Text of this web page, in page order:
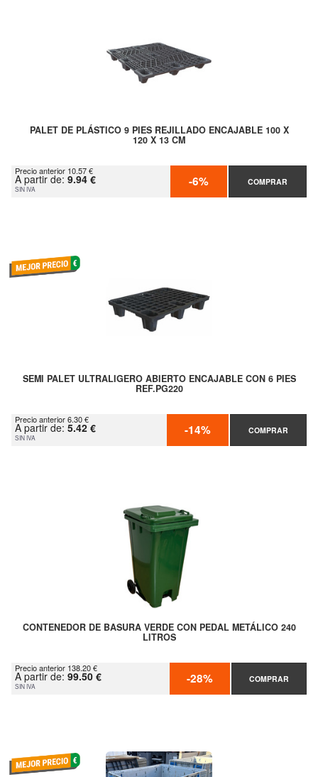
PALET DE PLÁSTICO 9 PIES REJILLADO ENCAJABLE 100 X
120 X 13 CM
Precio anterior 10.57 €
A partir de: 9.94 €
SIN IVA -6% COMPRAR
SEMI PALET ULTRALIGERO ABIERTO ENCAJABLE CON 6 PIES
REF.PG220
Precio anterior 6.30 €
A partir de: 5.42 €
SIN IVA -14% COMPRAR
CONTENEDOR DE BASURA VERDE CON PEDAL METÁLICO 240
LITROS
Precio anterior 138.20 €
A partir de: 99.50 €
SIN IVA -28% COMPRAR